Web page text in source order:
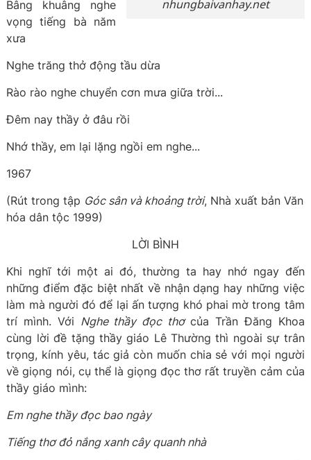
nhungbaivanhay.net
Bâng khuâng nghe
vọng tiếng bà năm
xưa
Nghe trăng thở động tầu dừa
Rào rào nghe chuyển cơn mưa giữa trời...
Đêm nay thầy ở đâu rồi
Nhớ thầy, em lại lặng ngồi em nghe...
1967
(Rút trong tập Góc sân và khoảng trời, Nhà xuất bản Văn
hóa dân tộc 1999)
LỜI BÌNH
Khi nghĩ tới một ai đó, thường ta hay nhớ ngay đến
những điểm đặc biệt nhất về nhận dạng hay những việc
làm mà người đó để lại ấn tượng khó phai mờ trong tâm
trí mình. Với Nghe thầy đọc thơcủa Trần Đăng Khoa
cùng lời đề tặng thầy giáo Lê Thường thì ngoài sự trân
trọng, kính yêu, tác giả còn muốn chia sẻ với mọi người
về giọng nói, cụ thể là giọng đọc thơ rất truyền cảm của
thầy giáo mình:
Em nghe thầy đọc bao ngày
Tiếng thơ đỏ nắng xanh cây quanh nhà